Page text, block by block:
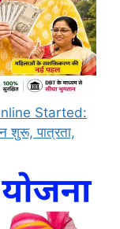
Started:
शुरू, पात्रता,